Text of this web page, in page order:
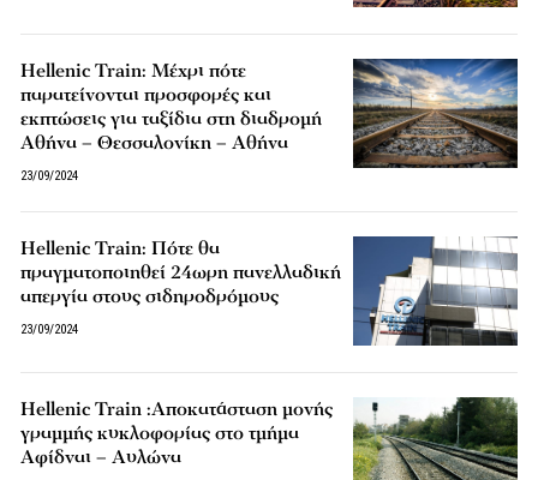
Hellenic Train: Μέχρι πότε
παρατείνονται προσφορές και
εκπτώσεις για ταξίδια στη διαδρομή
Αθήνα – Θεσσαλονίκη – Αθήνα
23/09/2024
Hellenic Train: Πότε θα
πραγματοποιηθεί 24ωρη πανελλαδική
απεργία στους σιδηροδρόμους
23/09/2024
Hellenic Train :Αποκατάσταση μονής
γραμμής κυκλοφορίας στο τμήμα
Αφίδναι – Αυλώνα